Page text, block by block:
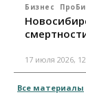
Бизнес
17 июля 2026,
Все материалы